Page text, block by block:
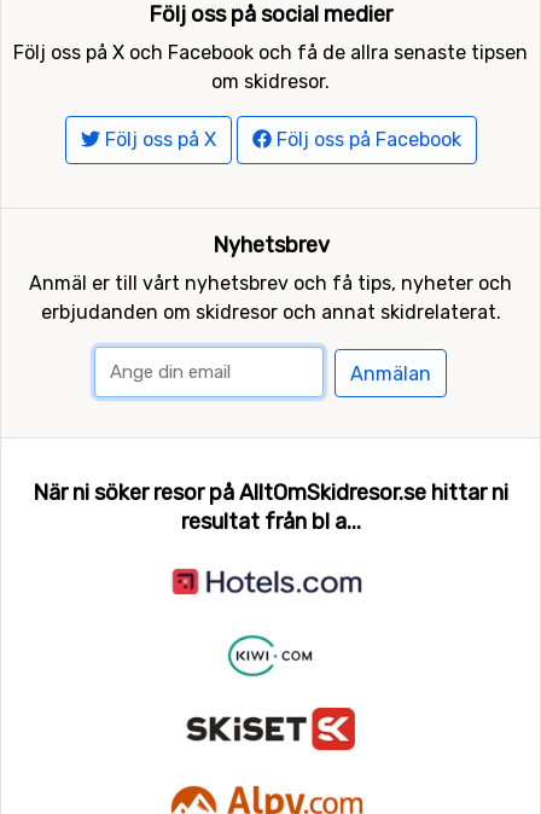
Följ oss på social medier
Följ oss på X och Facebook och få de allra senaste tipsen
om skidresor.
Följ oss på X Följ oss på Facebook
Nyhetsbrev
Anmäl er till vårt nyhetsbrev och få tips, nyheter och
erbjudanden om skidresor och annat skidrelaterat.
Anmälan
När ni söker resor på AlltOmSkidresor.se hittar ni
resultat från bl a...